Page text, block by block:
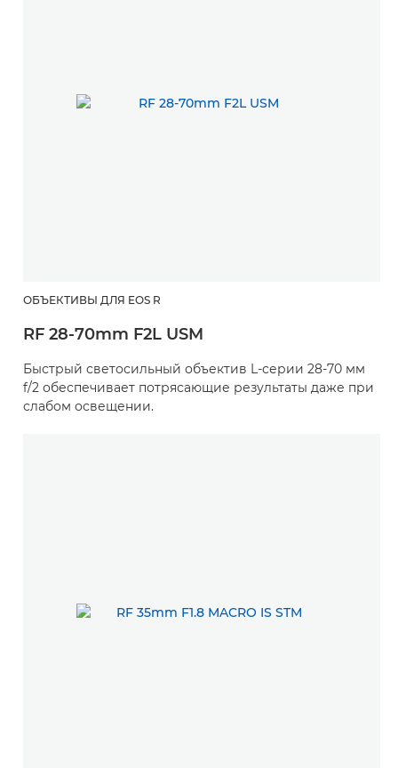
ОБЪЕКТИВЫ ДЛЯ EOS R
RF 28-70mm F2L USM
Быстрый светосильный объектив L-серии 28-70 мм
f/2 обеспечивает потрясающие результаты даже при
слабом освещении.